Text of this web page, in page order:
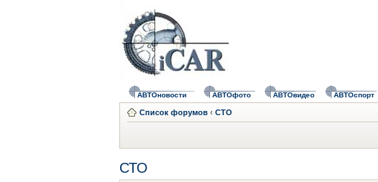
АВТОновости АВТОфото АВТОвидео АВТОспорт
Список форумов ‹ СТО
СТО